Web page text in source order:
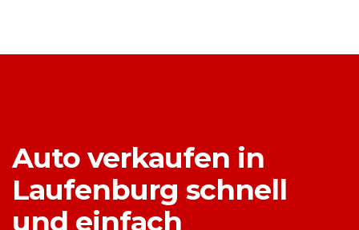
Auto verkaufen in
Laufenburg schnell
und einfach